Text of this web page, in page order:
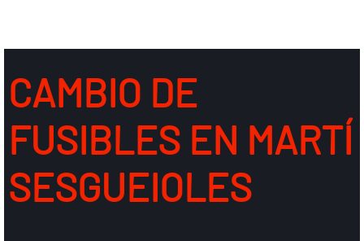
CAMBIO DE
FUSIBLES EN MARTÍ
SESGUEIOLES